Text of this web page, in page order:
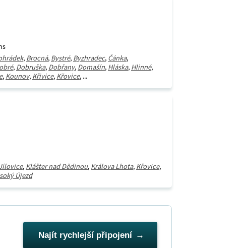
, Brocná, Bystré, Byzhradec, Čánka,
, Dobruška, Dobřany, Domašín, Hláska, Hlinné,
, Kounov, Křivice, Křovice, ...
, Klášter nad Dědinou, Králova Lhota, Křovice,
Újezd
Najít rychlejší připojení